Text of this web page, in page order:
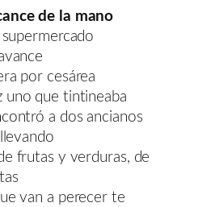
de la mano
por cesárea
uno que tintineaba
a dos ancianos
frutas y verduras, de
van a perecer te